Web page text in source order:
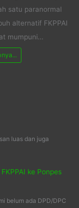
satu paranormal
alternatif FKPPAI
mumpuni…
luas dan juga
ke Ponpes
belum ada DPD/DPC